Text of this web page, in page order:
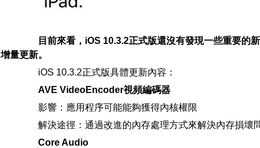
目前來看，iOS 10.3.2正式版還沒有發現一些重要的
增量更新。
iOS 10.3.2正式版具體更新內容：
AVE VideoEncoder視頻編碼器
影響：應用程序可能能夠獲得內核權限
解決途徑：通過改進的內存處理方式來解決內存損壞
Core Audio